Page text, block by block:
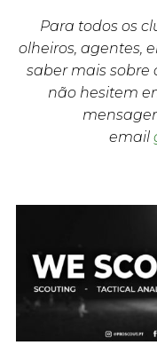
Para todos os
olheiros, agentes,
saber mais sobre
não hesitem
email